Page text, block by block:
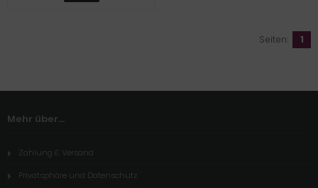
Seiten: 1
Mehr über...
Zahlung & Versand
Privatsphäre und Datenschutz